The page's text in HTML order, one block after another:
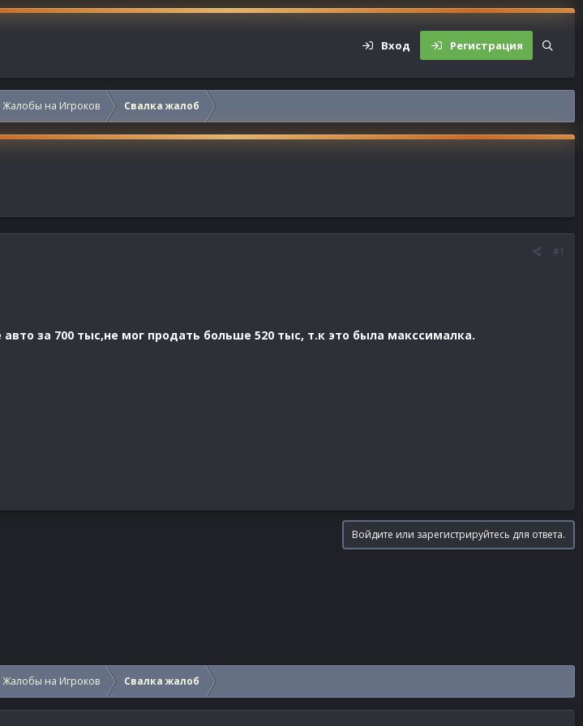
Вход Регистрация
Жалобы на Игроков Свалка жалоб
#1
за 700 тыс,не мог продать больше 520 тыс, т.к это была макссималка.
Войдите или зарегистрируйтесь для ответа.
Жалобы на Игроков Свалка жалоб